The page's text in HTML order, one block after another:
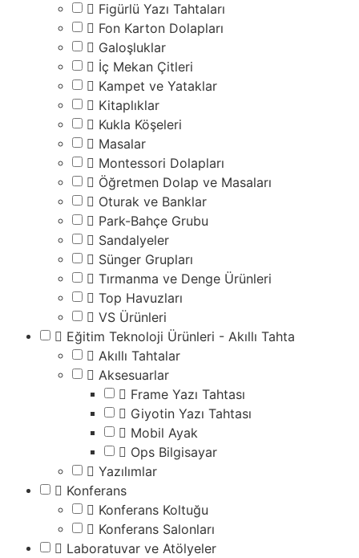
Figürlü Yazı Tahtaları
Fon Karton Dolapları
Galoşluklar
İç Mekan Çitleri
Kampet ve Yataklar
Kitaplıklar
Kukla Köşeleri
Masalar
Montessori Dolapları
Öğretmen Dolap ve Masaları
Oturak ve Banklar
Park-Bahçe Grubu
Sandalyeler
Sünger Grupları
Tırmanma ve Denge Ürünleri
Top Havuzları
VS Ürünleri
Eğitim Teknoloji Ürünleri - Akıllı Tahta
Akıllı Tahtalar
Aksesuarlar
Frame Yazı Tahtası
Giyotin Yazı Tahtası
Mobil Ayak
Ops Bilgisayar
Yazılımlar
Konferans
Konferans Koltuğu
Konferans Salonları
Laboratuvar ve Atölyeler